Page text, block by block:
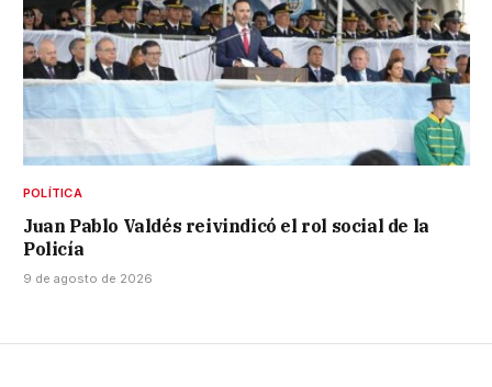
POLÍTICA
Juan Pablo Valdés reivindicó el rol social de la
Policía
9 de agosto de 2026